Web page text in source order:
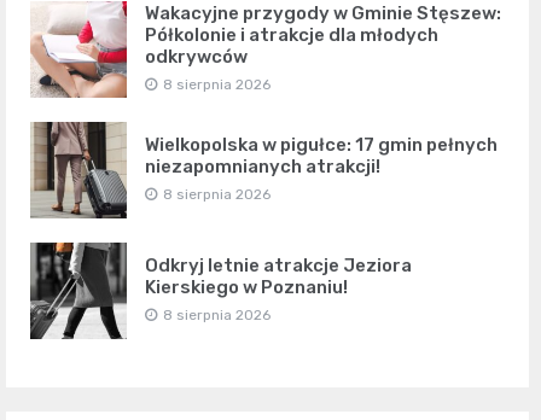
Wakacyjne przygody w Gminie Stęszew:
Półkolonie i atrakcje dla młodych
odkrywców
8 sierpnia 2026
Wielkopolska w pigułce: 17 gmin pełnych
niezapomnianych atrakcji!
8 sierpnia 2026
Odkryj letnie atrakcje Jeziora
Kierskiego w Poznaniu!
8 sierpnia 2026